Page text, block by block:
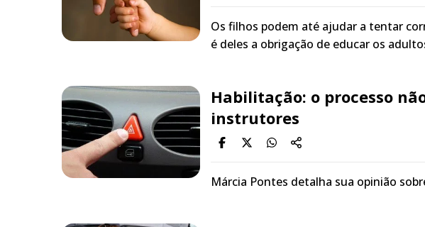
Os filhos podem até ajudar a tentar
é deles a obrigação de educar os
Habilitação: o processo
instrutores
Márcia Pontes detalha sua opinião